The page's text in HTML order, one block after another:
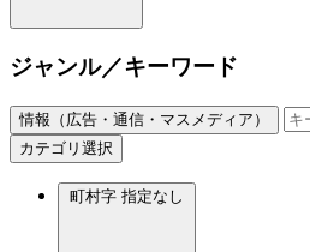
ジャンル／キーワード
情報（広告・通信・マスメディア）
カテゴリ選択
町村字 指定なし